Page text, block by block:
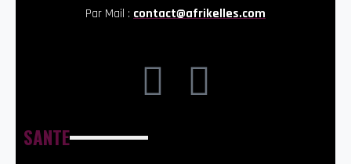
Par Mail : contact@afrikelles.com
SANTE